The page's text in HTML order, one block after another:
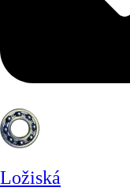
Ložiská